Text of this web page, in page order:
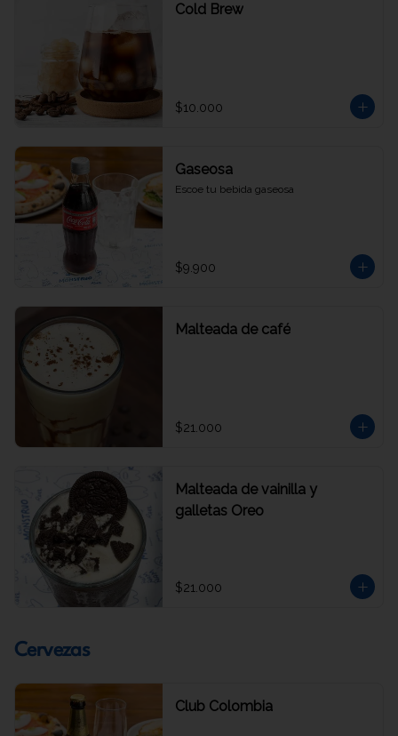
Cold Brew
$10.000
Gaseosa
Escoe tu bebida gaseosa
$9.900
Malteada de café
$21.000
Malteada de vainilla y
galletas Oreo
$21.000
Cervezas
Club Colombia